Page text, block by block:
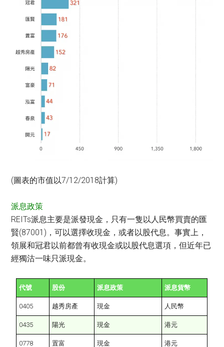
(圖表的市值以7/12/2018計算)
派息政策
REITs派息主要是派發現金，只有一隻以人民幣買賣的匯
賢(87001)，可以選擇收現金，或者以股代息。事實上，
領展和冠君以前都曾有收現金或以股代息選項，但近年已
經獨沽一味只派現金。
代號 股份 派息政策 派息貨幣
0405 越秀房產 現金 人民幣
0435 陽光 現金 港元
0778 置富 現金 港元